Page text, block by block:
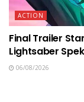
ACTION
Final Trailer
Lightsaber
06/08/2026